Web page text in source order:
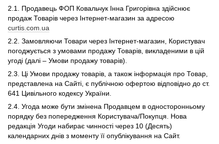
2.1. Продавець ФОП Ковальчук Інна Григорівна здійснює
продаж Товарiв через Iнтернет-магазин за адресою
curtis.com.ua
2.2. Замовляючи Товари через Інтернет-магазин, Користувач
погоджується з умовами продажу Товарів, викладеними в цій
угоді (далі – Умови продажу товарів).
2.3. Ці Умови продажу товарів, а також інформація про Товар,
представлена ​​на Сайті, є публічною офертою відповідно до ст.
641 Цивільного кодексу України.
2.4. Угода може бути змінена Продавцем в односторонньому
порядку без попередження Користувача/Покупця. Нова
редакція Угоди набирає чинності через 10 (Десять)
календарних днів з моменту її опублікування на Сайт.